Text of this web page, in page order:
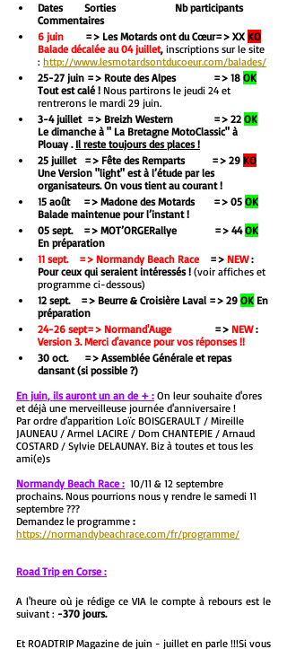
Dates        Sorties                      Nb participants
Commentaires
6 juin
   => Les Motards ont du Cœur=> XX
KO
Balade décalée au 04 juillet, inscriptions sur le site
: http://www.lesmotardsontducoeur.com/balades/
25-27 juin => Route des Alpes
=> 18 OK
Tout est calé ! Nous partirons le jeudi 24 et
rentrerons le mardi 29 juin.
3-4 juillet  => Breizh Western
=> 22 OK
Le dimanche à " La Bretagne MotoClassic" à
Plouay . Il reste toujours des places !
25 juillet   => Fête des Remparts
=> 29 KO
Une Version "light" est à l’étude par les
organisateurs. On vous tient au courant !
15 août     => Madone des Motards
=> 05 OK
Balade maintenue pour l’instant !
05 sept.    => MOT’ORGERallye
=> 44 OK
En préparation
11 sept.    => Normandy Beach Race
    =>
NEW :
Pour ceux qui seraient intéressés ! (voir affiches et
programme ci-dessous)
12 sept.    => Beurre & Croisière Laval => 29 OK En
préparation
24-26 sept=> Normand'Auge
                =>
NEW :
Version 3. Merci d'avance pour vos réponses !!
30 oct.      => Assemblée Générale et repas
dansant (si possible ?)
En juin, ils auront un an de + : On leur souhaite d'ores
et déjà une merveilleuse journée d'anniversaire !
Par ordre d'apparition Loïc BOISGERAULT / Mireille
JAUNEAU / Armel LACIRE / Dom CHANTEPIE / Arnaud
COSTARD / Sylvie DELAUNAY. Biz à toutes et tous les
ami(e)s
Normandy Beach Race : 10/11 & 12 septembre
prochains. Nous pourrions nous y rendre le samedi 11
septembre ???
Demandez le programme :
https://normandybeachrace.com/fr/programme/
Road Trip en Corse :
A l'heure où je rédige ce VIA le compte à rebours est le
suivant : -370 jours.
Et ROADTRIP Magazine de juin - juillet en parle !!!Si vous